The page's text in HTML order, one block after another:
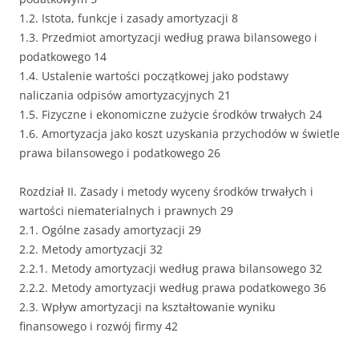
1.2. Istota, funkcje i zasady amortyzacji 8
1.3. Przedmiot amortyzacji według prawa bilansowego i
podatkowego 14
1.4. Ustalenie wartości początkowej jako podstawy
naliczania odpisów amortyzacyjnych 21
1.5. Fizyczne i ekonomiczne zużycie środków trwałych 24
1.6. Amortyzacja jako koszt uzyskania przychodów w świetle
prawa bilansowego i podatkowego 26
Rozdział II. Zasady i metody wyceny środków trwałych i
wartości niematerialnych i prawnych 29
2.1. Ogólne zasady amortyzacji 29
2.2. Metody amortyzacji 32
2.2.1. Metody amortyzacji według prawa bilansowego 32
2.2.2. Metody amortyzacji według prawa podatkowego 36
2.3. Wpływ amortyzacji na kształtowanie wyniku
finansowego i rozwój firmy 42